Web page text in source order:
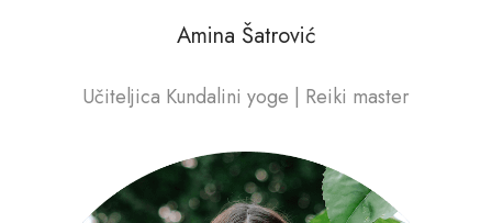
Amina Šatrović
Učiteljica Kundalini yoge | Reiki master